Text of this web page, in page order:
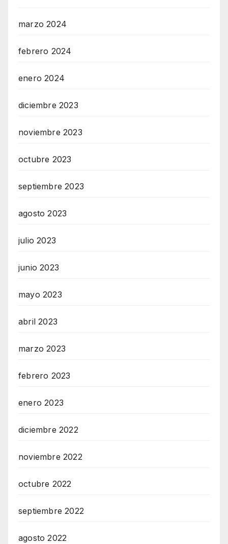
marzo 2024
febrero 2024
enero 2024
diciembre 2023
noviembre 2023
octubre 2023
septiembre 2023
agosto 2023
julio 2023
junio 2023
mayo 2023
abril 2023
marzo 2023
febrero 2023
enero 2023
diciembre 2022
noviembre 2022
octubre 2022
septiembre 2022
agosto 2022